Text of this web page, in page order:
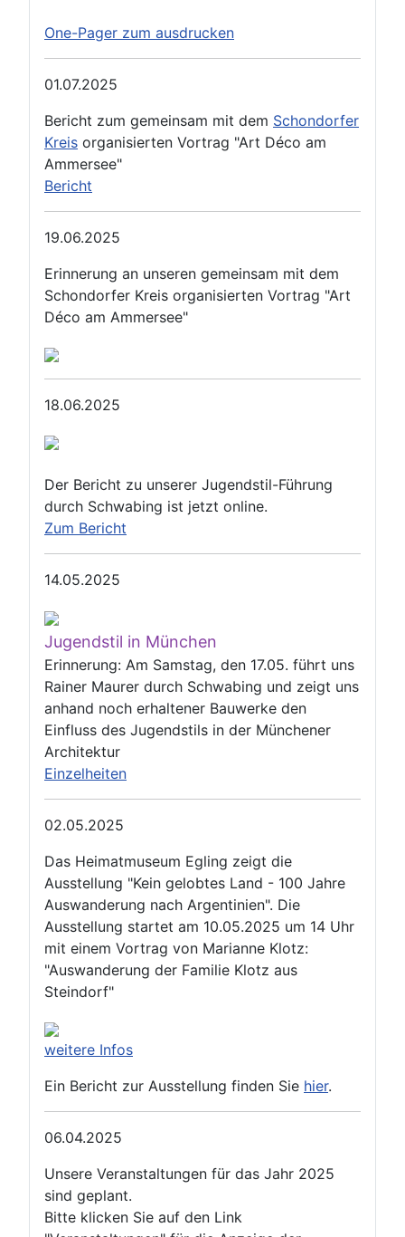
One-Pager zum ausdrucken
01.07.2025
Bericht zum gemeinsam mit dem Schondorfer
Kreis organisierten Vortrag "Art Déco am
Ammersee"
Bericht
19.06.2025
Erinnerung an unseren gemeinsam mit dem
Schondorfer Kreis organisierten Vortrag "Art
Déco am Ammersee"
18.06.2025
Der Bericht zu unserer Jugendstil-Führung
durch Schwabing ist jetzt online.
Zum Bericht
14.05.2025
Jugendstil in München
Erinnerung: Am Samstag, den 17.05. führt uns
Rainer Maurer durch Schwabing und zeigt uns
anhand noch erhaltener Bauwerke den
Einfluss des Jugendstils in der Münchener
Architektur
Einzelheiten
02.05.2025
Das Heimatmuseum Egling zeigt die
Ausstellung "Kein gelobtes Land - 100 Jahre
Auswanderung nach Argentinien". Die
Ausstellung startet am 10.05.2025 um 14 Uhr
mit einem Vortrag von Marianne Klotz:
"Auswanderung der Familie Klotz aus
Steindorf"
weitere Infos
Ein Bericht zur Ausstellung finden Sie hier.
06.04.2025
Unsere Veranstaltungen für das Jahr 2025
sind geplant.
Bitte klicken Sie auf den Link